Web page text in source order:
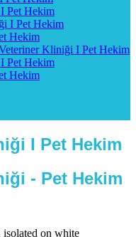
Pet Hekim
I Pet Hekim
Hekim
Kliniği I Pet Hekim
Pet Hekim
Hekim
I Pet Hekim
- Pet Hekim